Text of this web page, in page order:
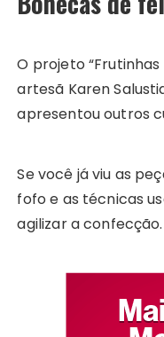
O projeto
artesã Karen
apresentou outros
Se você já viu as
fofo e as técnicas
agilizar a confecção.